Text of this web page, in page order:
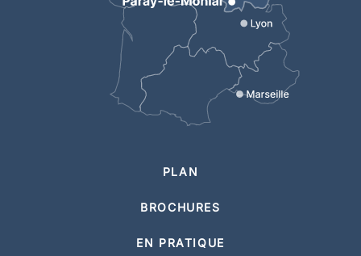
PLAN
BROCHURES
EN PRATIQUE